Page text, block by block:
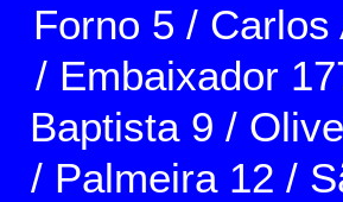
Forno 5
Carlos
Embaixador
Baptista 9
Palmeira 12